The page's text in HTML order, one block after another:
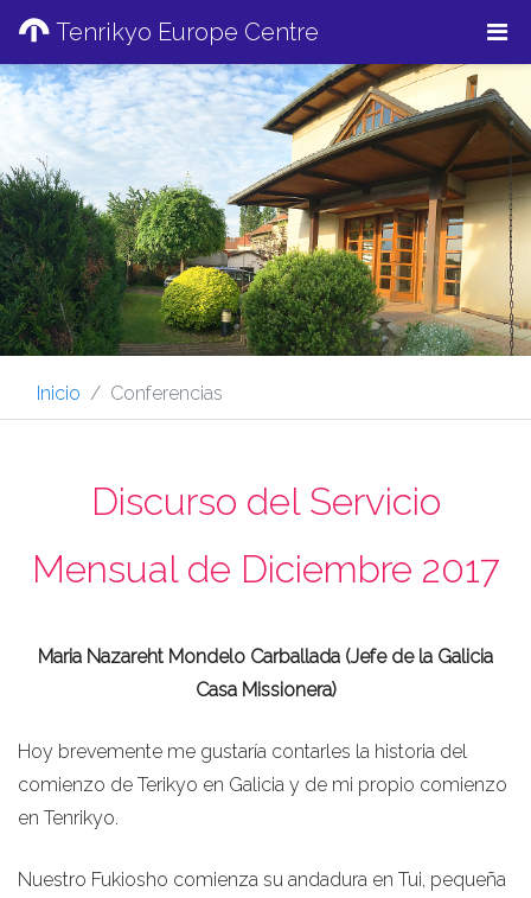
Tenrikyo Europe Centre
Inicio Conferencias
Discurso del Servicio
Mensual de Diciembre 2017
Maria Nazareht Mondelo Carballada (Jefe de la Galicia
Casa Missionera)
Hoy brevemente me gustaría contarles la historia del
comienzo de Terikyo en Galicia y de mi propio comienzo
en Tenrikyo.
Nuestro Fukiosho comienza su andadura en Tui, pequeña